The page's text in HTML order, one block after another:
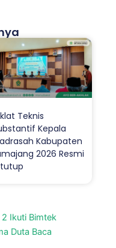
Teknis
Kepala
Kabupaten
2026 Resmi
Ikuti Bimtek
Duta Baca